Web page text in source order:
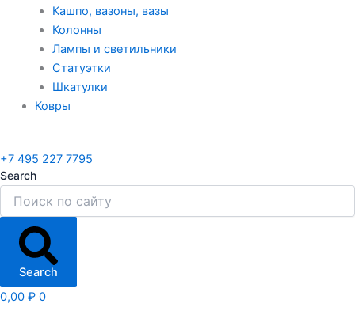
Кашпо, вазоны, вазы
Колонны
Лампы и светильники
Статуэтки
Шкатулки
Ковры
+7 495 227 7795
Search
Search
0,00 ₽ 0